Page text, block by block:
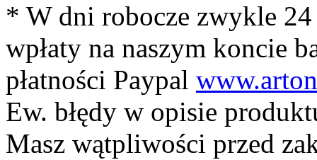
* W dni robocze zwykle
wpłaty na naszym koncie
płatności Paypal
Ew. błędy w opisie
Masz wątpliwości przed